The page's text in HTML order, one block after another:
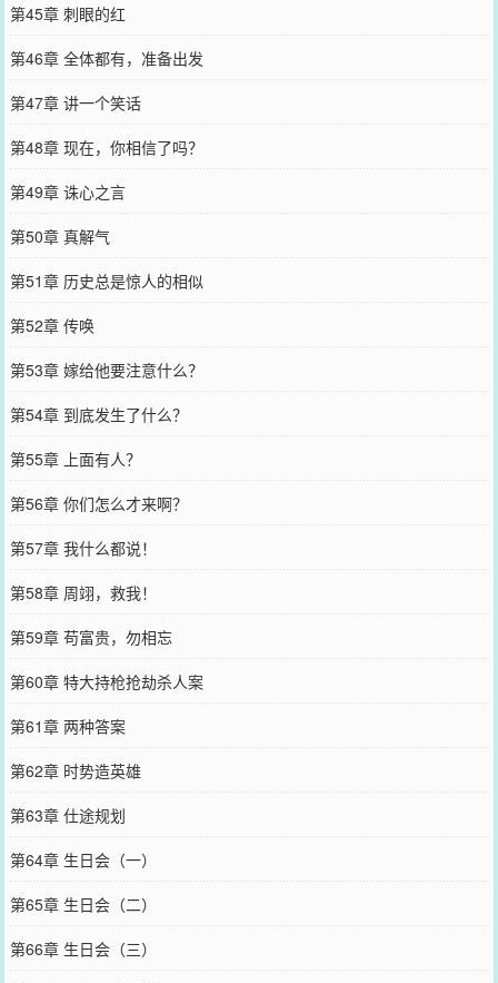
第45章 刺眼的红
第46章 全体都有，准备出发
第47章 讲一个笑话
第48章 现在，你相信了吗？
第49章 诛心之言
第50章 真解气
第51章 历史总是惊人的相似
第52章 传唤
第53章 嫁给他要注意什么？
第54章 到底发生了什么？
第55章 上面有人？
第56章 你们怎么才来啊？
第57章 我什么都说！
第58章 周翊，救我！
第59章 苟富贵，勿相忘
第60章 特大持枪抢劫杀人案
第61章 两种答案
第62章 时势造英雄
第63章 仕途规划
第64章 生日会（一）
第65章 生日会（二）
第66章 生日会（三）